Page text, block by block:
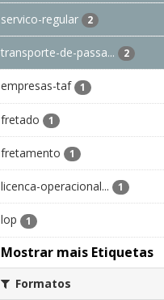
servico-regular 2
transporte-de-passa... 2
empresas-taf 1
fretado 1
fretamento 1
licenca-operacional... 1
lop 1
Mostrar mais Etiquetas
Formatos